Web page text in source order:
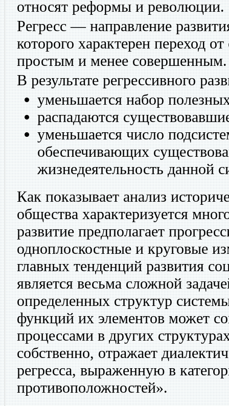
относят реформы и революции.
Регресс — направление
которого характерен переход
простым и менее совершенным.
В результате регрессивного
уменьшается набор
распадаются
уменьшается число
обеспечивающих
жизнедеятельность данной
Как показывает анализ
общества характеризуется
развитие предполагает
одноплоскостные и круговые
главных тенденций развития
является весьма сложной
определенных структур
функций их элементов может
процессами в других
собственно, отражает
регресса, выраженную в
противоположностей».